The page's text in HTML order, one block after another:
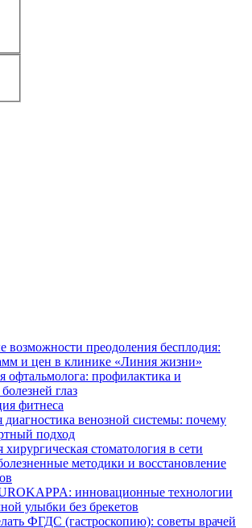
возможности преодоления бесплодия:
и цен в клинике «Линия жизни»
офтальмолога: профилактика и
глаз
фитнеса
диагностика венозной системы: почему
подход
стоматология в сети
методики и восстановление
инновационные технологии
улыбки без брекетов
ФГДС (гастроскопию): советы врачей